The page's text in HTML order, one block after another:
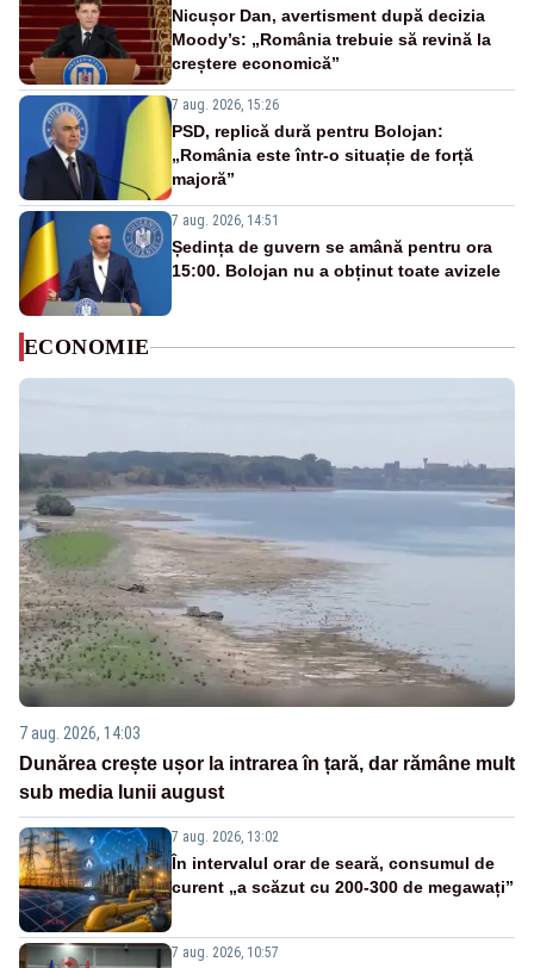
Nicușor Dan, avertisment după decizia
Moody’s: „România trebuie să revină la
creștere economică”
7 aug. 2026, 15:26
PSD, replică dură pentru Bolojan:
„România este într-o situație de forță
majoră”
7 aug. 2026, 14:51
Ședința de guvern se amână pentru ora
15:00. Bolojan nu a obținut toate avizele
ECONOMIE
7 aug. 2026, 14:03
Dunărea crește ușor la intrarea în țară, dar rămâne mult
sub media lunii august
7 aug. 2026, 13:02
În intervalul orar de seară, consumul de
curent „a scăzut cu 200-300 de megawați”
7 aug. 2026, 10:57